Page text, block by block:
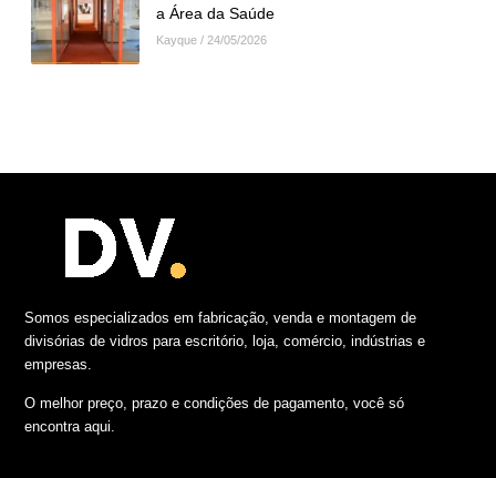
a Área da Saúde
Kayque 24/05/2026
Somos especializados em fabricação, venda e montagem de
divisórias de vidros para escritório, loja, comércio, indústrias e
empresas.
O melhor preço, prazo e condições de pagamento, você só
encontra aqui.